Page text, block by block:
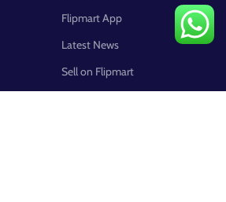
Flipmart App
Latest News
Sell on Flipmart